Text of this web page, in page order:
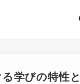
る学びの特性